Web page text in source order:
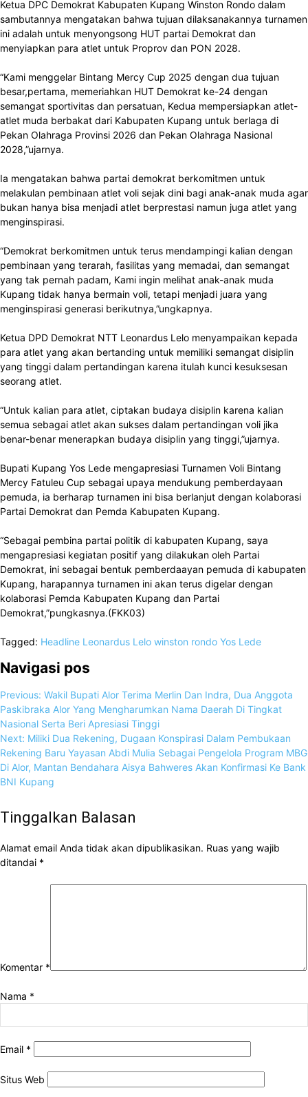
Ketua DPC Demokrat Kabupaten Kupang Winston Rondo dalam
sambutannya mengatakan bahwa tujuan dilaksanakannya turnamen
ini adalah untuk menyongsong HUT partai Demokrat dan
menyiapkan para atlet untuk Proprov dan PON 2028.
“Kami menggelar Bintang Mercy Cup 2025 dengan dua tujuan
besar,pertama, memeriahkan HUT Demokrat ke-24 dengan
semangat sportivitas dan persatuan, Kedua mempersiapkan atlet-
atlet muda berbakat dari Kabupaten Kupang untuk berlaga di
Pekan Olahraga Provinsi 2026 dan Pekan Olahraga Nasional
2028,”ujarnya.
Ia mengatakan bahwa partai demokrat berkomitmen untuk
melakulan pembinaan atlet voli sejak dini bagi anak-anak muda agar
bukan hanya bisa menjadi atlet berprestasi namun juga atlet yang
menginspirasi.
“Demokrat berkomitmen untuk terus mendampingi kalian dengan
pembinaan yang terarah, fasilitas yang memadai, dan semangat
yang tak pernah padam, Kami ingin melihat anak-anak muda
Kupang tidak hanya bermain voli, tetapi menjadi juara yang
menginspirasi generasi berikutnya,”ungkapnya.
Ketua DPD Demokrat NTT Leonardus Lelo menyampaikan kepada
para atlet yang akan bertanding untuk memiliki semangat disiplin
yang tinggi dalam pertandingan karena itulah kunci kesuksesan
seorang atlet.
“Untuk kalian para atlet, ciptakan budaya disiplin karena kalian
semua sebagai atlet akan sukses dalam pertandingan voli jika
benar-benar menerapkan budaya disiplin yang tinggi,”ujarnya.
Bupati Kupang Yos Lede mengapresiasi Turnamen Voli Bintang
Mercy Fatuleu Cup sebagai upaya mendukung pemberdayaan
pemuda, ia berharap turnamen ini bisa berlanjut dengan kolaborasi
Partai Demokrat dan Pemda Kabupaten Kupang.
“Sebagai pembina partai politik di kabupaten Kupang, saya
mengapresiasi kegiatan positif yang dilakukan oleh Partai
Demokrat, ini sebagai bentuk pemberdaayan pemuda di kabupaten
Kupang, harapannya turnamen ini akan terus digelar dengan
kolaborasi Pemda Kabupaten Kupang dan Partai
Demokrat,”pungkasnya.(FKK03)
Tagged: Headline Leonardus Lelo winston rondo Yos Lede
Navigasi pos
Previous: Wakil Bupati Alor Terima Merlin Dan Indra, Dua Anggota
Paskibraka Alor Yang Mengharumkan Nama Daerah Di Tingkat
Nasional Serta Beri Apresiasi Tinggi
Next: Miliki Dua Rekening, Dugaan Konspirasi Dalam Pembukaan
Rekening Baru Yayasan Abdi Mulia Sebagai Pengelola Program MBG
Di Alor, Mantan Bendahara Aisya Bahweres Akan Konfirmasi Ke Bank
BNI Kupang
Tinggalkan Balasan
Alamat email Anda tidak akan dipublikasikan. Ruas yang wajib
ditandai *
Komentar *
Nama *
Email *
Situs Web